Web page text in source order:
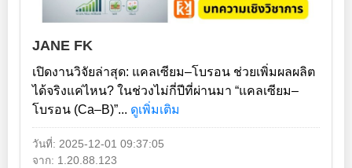
JANE FK
เปิดงานวิจัยล่าสุด: แคลเซียม–โบรอน ช่วยเพิ่มผลผลิต
ได้จริงแค่ไหน? ในช่วงไม่กี่ปีที่ผ่านมา “แคลเซียม–
โบรอน (Ca–B)”... ดูเพิ่มเติม
วันที่: 2025-12-01 09:37:05
จาก: 1.20.88.123